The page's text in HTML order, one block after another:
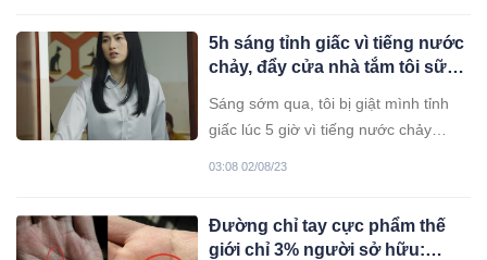
5h sáng tỉnh giấc vì tiếng nước
chảy, đẩy cửa nhà tắm tôi sững
Sáng sớm qua, tôi bị giật mình tỉnh
giấc lúc 5 giờ vì tiếng nước chảy
mới dậy xem.
03:08 02/08/23
Đường chỉ tay cực phẩm thế
giới chỉ 3% người sở hữu: